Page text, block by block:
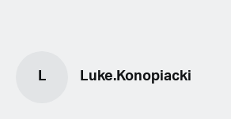
L Luke.Konopiacki